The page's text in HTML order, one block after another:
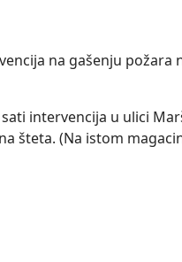
na gašenju
intervencija u ulici
šteta. (Na istom